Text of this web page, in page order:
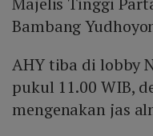
Bambang
AHY tiba di lobby
pukul 11.00 WIB,
mengenakan jas